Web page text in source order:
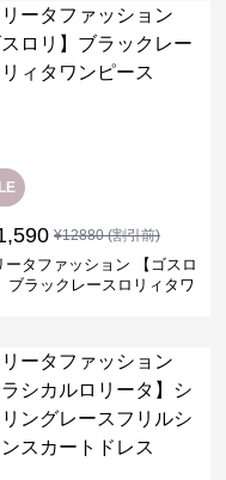
¥12880(割引前)
ータファッション 【ゴスロ
ブラックレースロリィタワ